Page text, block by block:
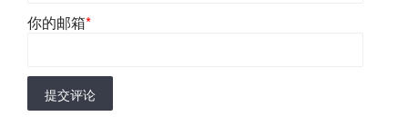
你的邮箱*
提交评论